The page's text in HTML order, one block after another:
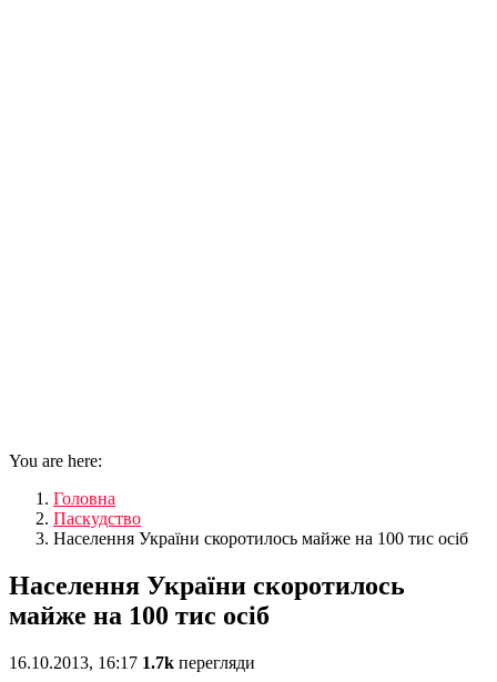
You are here:
Головна
Паскудство
Населення України скоротилось майже на 100 тис осіб
Населення України скоротилось
майже на 100 тис осіб
16.10.2013, 16:17 1.7k перегляди